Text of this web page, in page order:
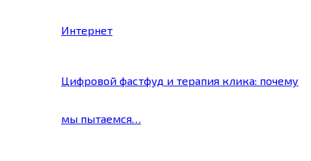
Интернет
Цифровой фастфуд и терапия клика: почему
мы пытаемся…